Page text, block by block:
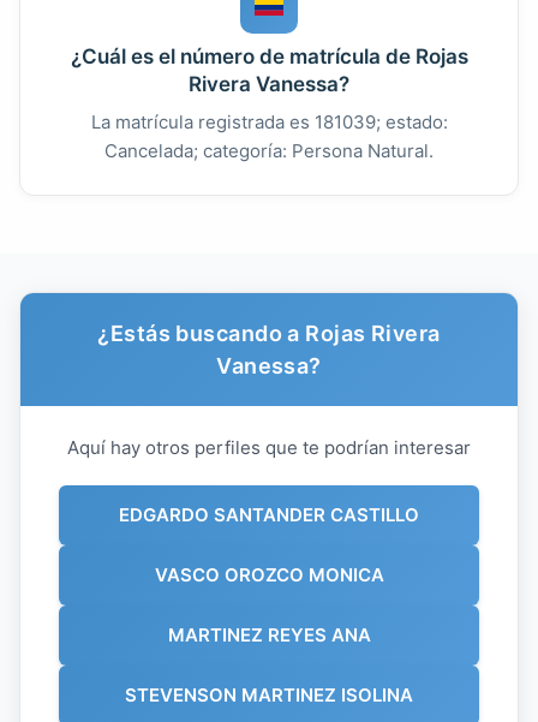
¿Cuál es el número de matrícula de Rojas
Rivera Vanessa?
La matrícula registrada es 181039; estado:
Cancelada; categoría: Persona Natural.
¿Estás buscando a Rojas Rivera
Vanessa?
Aquí hay otros perfiles que te podrían interesar
EDGARDO SANTANDER CASTILLO
VASCO OROZCO MONICA
MARTINEZ REYES ANA
STEVENSON MARTINEZ ISOLINA